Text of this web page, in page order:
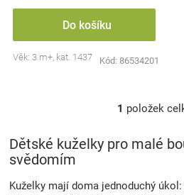
Blog
Do košíku
Věk: 3 m+, kat. 1437 Kód: 86534201
O
l
a
1 položek
Dětské kuželky pro malé
svědomím
Kuželky mají doma jednoduchý